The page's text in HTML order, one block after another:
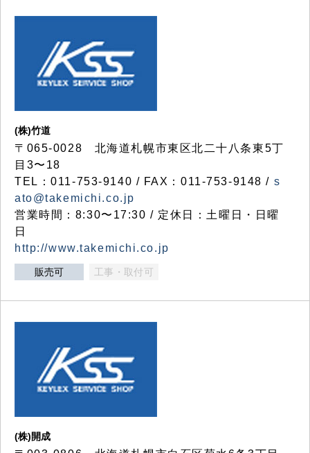
(株)竹道
〒065-0028 北海道札幌市東区北二十八条東5丁
目3〜18
TEL：011-753-9140 / FAX：011-753-9148 / s
ato@takemichi.co.jp
営業時間：8:30〜17:30 / 定休日：土曜日・日曜
日
http://www.takemichi.co.jp
販売可 工事・取付可
(株)開成